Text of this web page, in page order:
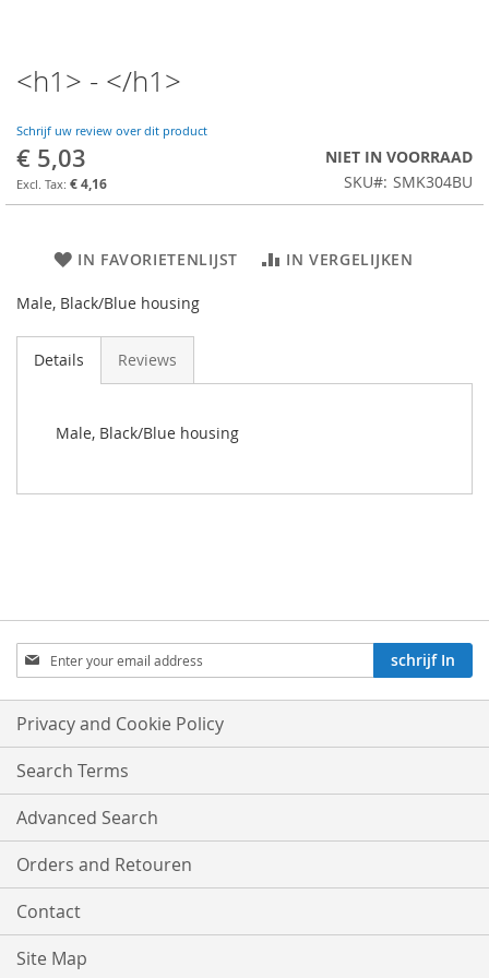
<h1> - </h1>
Schrijf uw review over dit product
€ 5,03
€ 4,16
NIET IN VOORRAAD
SKU
SMK304BU
IN FAVORIETENLIJST IN VERGELIJKEN
Male, Black/Blue housing
Details Reviews
Male, Black/Blue housing
Aboneren
op
onze
nieuwsbrief:
schrijf In
Privacy and Cookie Policy
Search Terms
Advanced Search
Orders and Retouren
Contact
Site Map